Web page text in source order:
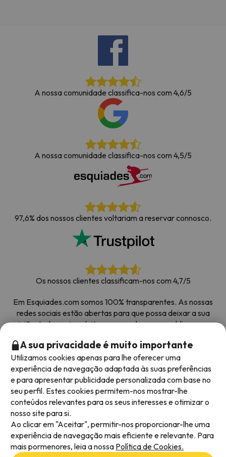
A nossa comunidade classifica-nos com 4,6/5
A nossa comunidade classifica-nos com 4,5/5
97,6% dos nossos clientes voltariam a reservar connosco.
Os nossos clientes classificam-nos com 4,7/5
Em Esquiades.com somos 100% transparentes. As nossas
redes sociais estão abertas para que possa deixar a sua
opinião, todos os inquéritos que recebemos e publicamos na
Obrigado pela confiança|Mais de 700 000 pessoas
reservaram as suas férias na neve com Esquiades.com
Métodos de pagamento disponíveis
A sua privacidade é muito importante
Utilizamos cookies apenas para lhe oferecer uma
experiência de navegação adaptada às suas preferências
e para apresentar publicidade personalizada com base no
seu perfil. Estes cookies permitem-nos mostrar-lhe
conteúdos relevantes para os seus interesses e otimizar o
nosso site para si.
Ao clicar em "Aceitar", permitir-nos proporcionar-lhe uma
experiência de navegação mais eficiente e relevante. Para
mais pormenores, leia a nossa Política de Cookies.